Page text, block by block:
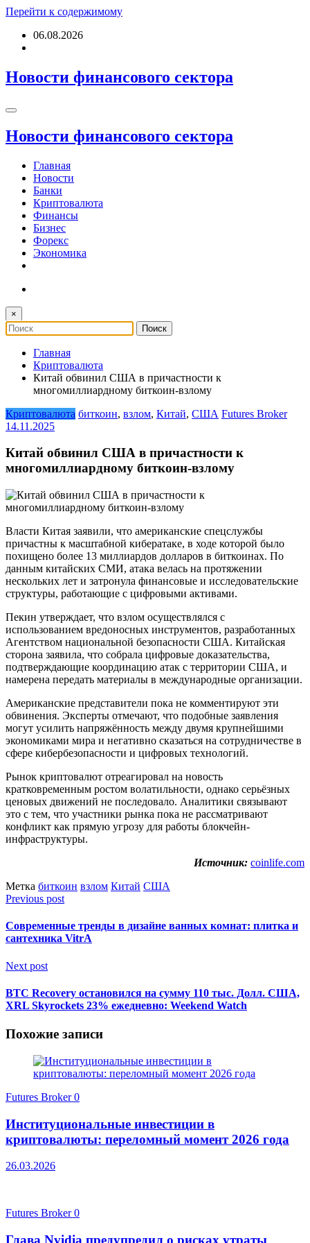
Перейти к содержимому
06.08.2026
Новости финансового сектора
Новости финансового сектора
Главная
Новости
Банки
Криптовалюта
Финансы
Бизнес
Форекс
Экономика
×
Главная
Криптовалюта
Китай обвинил США в причастности к
многомиллиардному биткоин-взлому
Криптовалюта биткоин, взлом, Китай, США Futures Broker
14.11.2025
Китай обвинил США в причастности к
многомиллиардному биткоин-взлому
Власти Китая заявили, что американские спецслужбы
причастны к масштабной кибератаке, в ходе которой было
похищено более 13 миллиардов долларов в биткоинах. По
данным китайских СМИ, атака велась на протяжении
нескольких лет и затронула финансовые и исследовательские
структуры, работающие с цифровыми активами.
Пекин утверждает, что взлом осуществлялся с
использованием вредоносных инструментов, разработанных
Агентством национальной безопасности США. Китайская
сторона заявила, что собрала цифровые доказательства,
подтверждающие координацию атак с территории США, и
намерена передать материалы в международные организации.
Американские представители пока не комментируют эти
обвинения. Эксперты отмечают, что подобные заявления
могут усилить напряжённость между двумя крупнейшими
экономиками мира и негативно сказаться на сотрудничестве в
сфере кибербезопасности и цифровых технологий.
Рынок криптовалют отреагировал на новость
кратковременным ростом волатильности, однако серьёзных
ценовых движений не последовало. Аналитики связывают
это с тем, что участники рынка пока не рассматривают
конфликт как прямую угрозу для работы блокчейн-
инфраструктуры.
Источник: coinlife.com
Метка биткоин взлом Китай США
Previous post
Современные тренды в дизайне ванных комнат: плитка и
сантехника VitrA
Next post
BTC Recovery остановился на сумму 110 тыс. Долл. США,
XRL Skyrockets 23% ежедневно: Weekend Watch
Похожие записи
Futures Broker0
Институциональные инвестиции в
криптовалюты: переломный момент 2026 года
26.03.2026
Futures Broker0
Глава Nvidia предупредил о рисках утраты